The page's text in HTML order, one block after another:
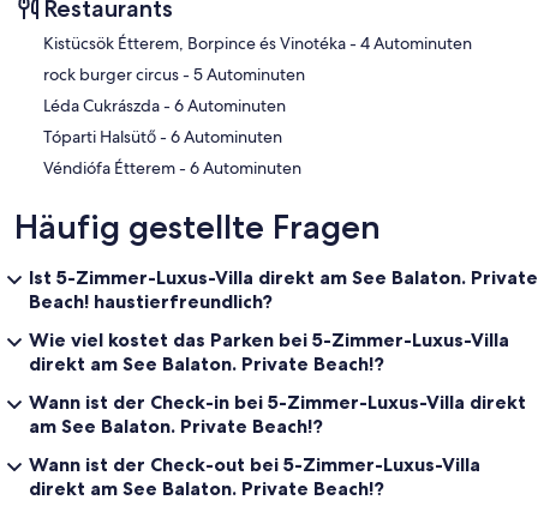
Luxus-Immobilien, Land Luxus-Appartement, Ferienhaus
Restaurants
‪Kistücsök Étterem, Borpince és Vinotéka - ‬4 Autominuten
‪rock burger circus - ‬5 Autominuten
‪Léda Cukrászda - ‬6 Autominuten
‪Tóparti Halsütő - ‬6 Autominuten
‪Véndiófa Étterem - ‬6 Autominuten
Häufig gestellte Fragen
Ist 5-Zimmer-Luxus-Villa direkt am See Balaton. Private
Beach! haustierfreundlich?
Wie viel kostet das Parken bei 5-Zimmer-Luxus-Villa
direkt am See Balaton. Private Beach!?
Wann ist der Check-in bei 5-Zimmer-Luxus-Villa direkt
am See Balaton. Private Beach!?
Wann ist der Check-out bei 5-Zimmer-Luxus-Villa
direkt am See Balaton. Private Beach!?